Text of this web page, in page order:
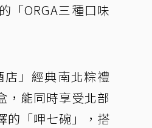
「ORGA三種口味
」經典南北粽禮
，能同時享受北部
的「呷七碗」，搭